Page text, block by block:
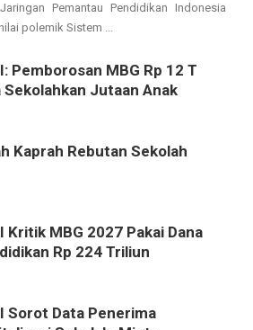
Pemantau Pendidikan Indonesia
polemik Sistem ...
Pemborosan MBG Rp 12 T
Sekolahkan Jutaan Anak
Kaprah Rebutan Sekolah
Kritik MBG 2027 Pakai Dana
Rp 224 Triliun
Sorot Data Penerima